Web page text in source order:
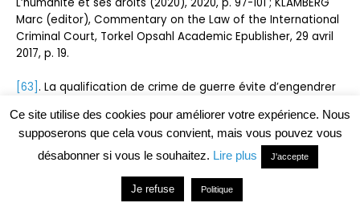
L’humanité et ses droits (2020), 2020, p. 97-101 ; KLAMBERG
Marc (editor), Commentary on the Law of the International
Criminal Court, Torkel Opsahl Academic Epublisher, 29 avril
2017, p. 19.
[63] . La qualification de crime de guerre évite d’engendrer
consensus plus large autour de ses actions. Ainsi elle se
préserve davantage des accusations de partialité. Sur la
coopération des États à l’enquête de la Cour voir : EBEN
Analysis: The ICC has issued an arrest warrant for
Putin. What does this mean for SA? »,News24
Ce site utilise des cookies pour améliorer votre expérience. Nous
supposerons que cela vous convient, mais vous pouvez vous
désabonner si vous le souhaitez. Lire plus J'accepte
Je refuse Politique